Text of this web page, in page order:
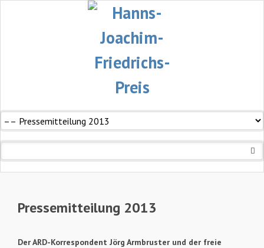
überspringen
Pressemitteilung 2013
Der ARD-Korrespondent Jörg Armbruster und der freie